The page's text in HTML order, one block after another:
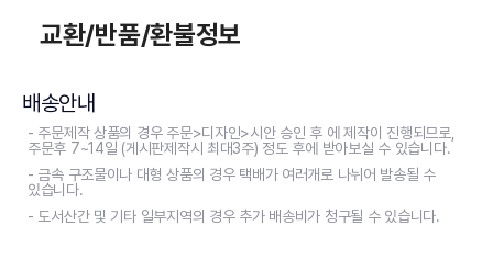
교환/반품/환불정보
배송안내
- 주문제작 상품의 경우 주문>디자인>시안 승인 후 에 제작이 진행되므로,
주문후 7~14일 (게시판제작시 최대3주) 정도 후에 받아보실 수 있습니다.
- 금속 구조물이나 대형 상품의 경우 택배가 여러개로 나뉘어 발송될 수
있습니다.
- 도서산간 및 기타 일부지역의 경우 추가 배송비가 청구될 수 있습니다.